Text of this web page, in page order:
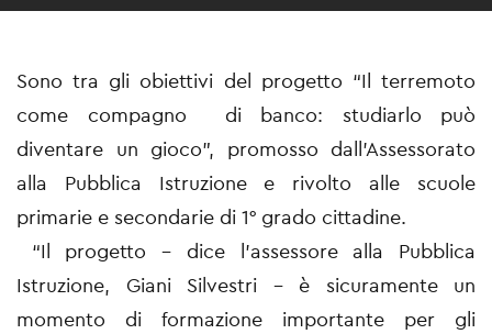
Sono tra gli obiettivi del progetto “Il terremoto
come compagno di banco: studiarlo può
diventare un gioco”, promosso dall’Assessorato
alla Pubblica Istruzione e rivolto alle scuole
primarie e secondarie di 1° grado cittadine.
“Il progetto – dice l’assessore alla Pubblica
Istruzione, Giani Silvestri – è sicuramente un
momento di formazione importante per gli